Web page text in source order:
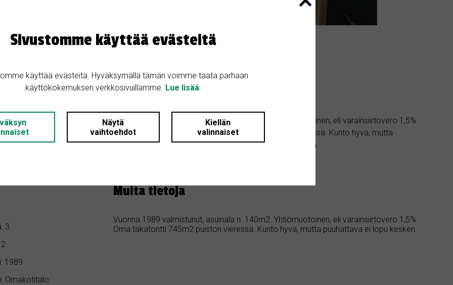
myynnissä
00430 Helsinki
3
1989
Omakotitalo
Kohteen kuvaus
Vuonna 1989 valmistunut, asuinala n. 140m2. Yhtiömuotoinen, eli varainsiirtovero 1,5%.
Ainoa talo yhtiössä. Oma takatontti 745m2 puiston vieressä. Kunto hyvä, mutta
puuhattava ei lopu kesken. Ollut pitkään samalla perheellä.
Muita tietoja
Vuonna 1989 valmistunut, asuinala n. 140m2. Yhtiömuotoinen, eli varainsiirtovero 1,5%.
Oma takatontti 745m2 puiston vieressä. Kunto hyvä, mutta puuhattava ei lopu kesken.
Sivustomme käyttää evästeitä
käyttää evästeitä. Hyväksymällä tämän voimme taata parhaan
käyttökokemuksen verkkosivuillamme. Lue lisää.
Näytä
vaihtoehdot
Kiellän
valinnaiset